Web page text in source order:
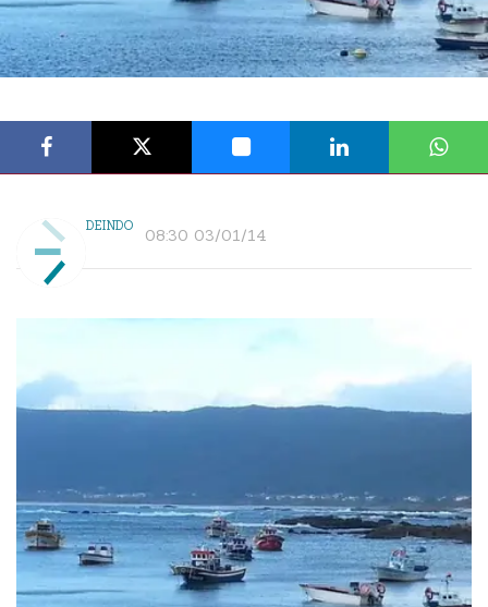
DEINDO 08:30 03/01/14